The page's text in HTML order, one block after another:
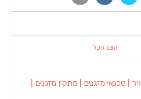
הצג הכל
| טכנאי מזגנים | מתקין מזגנים |